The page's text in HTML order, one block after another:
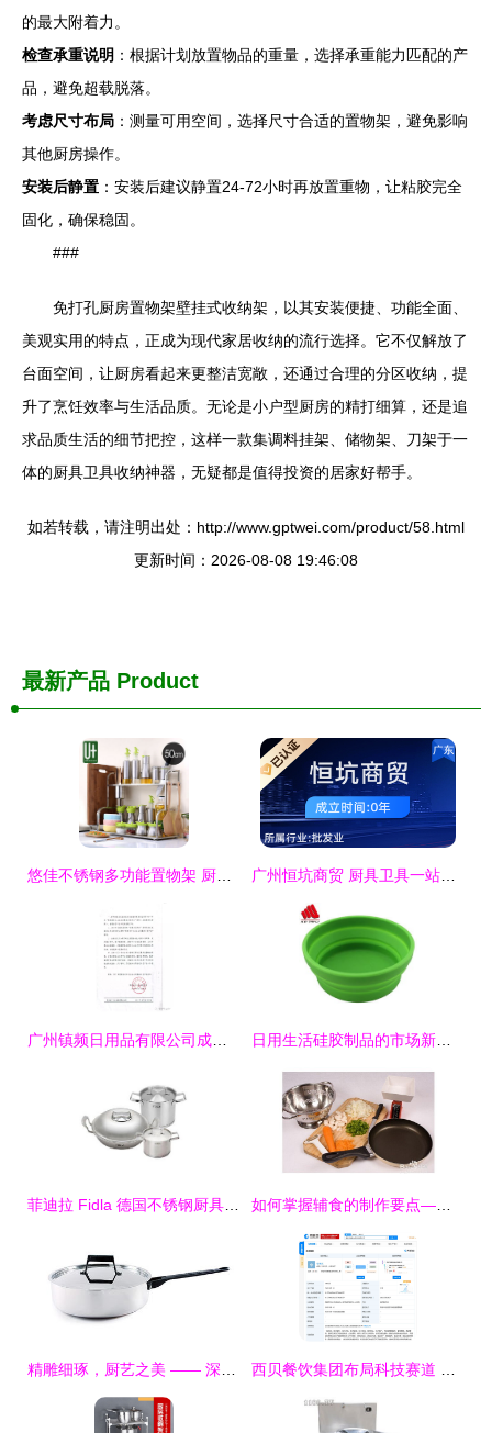
的最大附着力。
检查承重说明 ：根据计划放置物品的重量，选择承重能力匹配的产
品，避免超载脱落。
考虑尺寸布局 ：测量可用空间，选择尺寸合适的置物架，避免影响
其他厨房操作。
安装后静置 ：安装后建议静置24-72小时再放置重物，让粘胶完全
固化，确保稳固。
###
免打孔厨房置物架壁挂式收纳架，以其安装便捷、功能全面、
美观实用的特点，正成为现代家居收纳的流行选择。它不仅解放了
台面空间，让厨房看起来更整洁宽敞，还通过合理的分区收纳，提
升了烹饪效率与生活品质。无论是小户型厨房的精打细算，还是追
求品质生活的细节把控，这样一款集调料挂架、储物架、刀架于一
体的厨具卫具收纳神器，无疑都是值得投资的居家好帮手。
如若转载，请注明出处：http://www.gptwei.com/product/58.html
更新时间：2026-08-08 19:46:08
最新产品 Product
悠佳不锈钢多功能置物架 厨房收纳的艺术与实用之选 广州恒坑商贸 厨具卫具一站式采购的可靠之选
广州镇频日用品有限公司成立 聚焦厨具卫具领域，注册资本10万元 日用生活硅胶制品的市场新星——硅胶餐具与厨具的价格、厂家与图像万象
菲迪拉 Fidla 德国不锈钢厨具三件套 精准烹饪的全能组合 如何掌握辅食的制作要点——厨具与卫生篇
精雕细琢，厨艺之美 —— 深圳主振设计公司厨具卫具产品摄影与画册设计 西贝餐饮集团布局科技赛道 成立新公司专注厨具卫具研发